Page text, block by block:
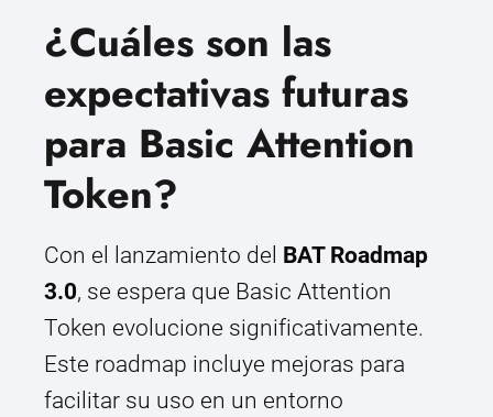
¿Cuáles son las
expectativas futuras
para Basic Attention
Token?
Con el lanzamiento del BAT Roadmap
3.0, se espera que Basic Attention
Token evolucione significativamente.
Este roadmap incluye mejoras para
facilitar su uso en un entorno